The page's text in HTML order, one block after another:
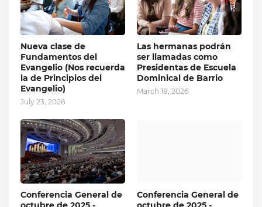
Nueva clase de
Fundamentos del
Evangelio (Nos recuerda
la de Principios del
Evangelio)
July 23, 2026
Las hermanas podrán
ser llamadas como
Presidentas de Escuela
Dominical de Barrio
March 18, 2026
Conferencia General de
Conferencia General de